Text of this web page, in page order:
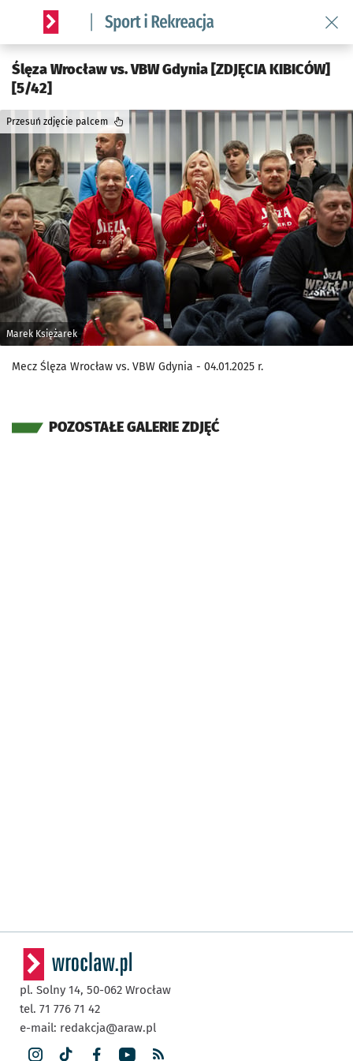
Serwis informacyjny wroclaw.pl podserwis: Sport i rekreacja
Ślęza Wrocław vs. VBW Gdynia [ZDJĘCIA KIBICÓW]
[5/42]
Marek Księżarek
Przesuń zdjęcie palcem
Mecz Ślęza Wrocław vs. VBW Gdynia - 04.01.2025 r.
POZOSTAŁE GALERIE ZDJĘĆ
pl. Solny 14, 50-062 Wrocław
tel. 71 776 71 42
e-mail: redakcja@araw.pl